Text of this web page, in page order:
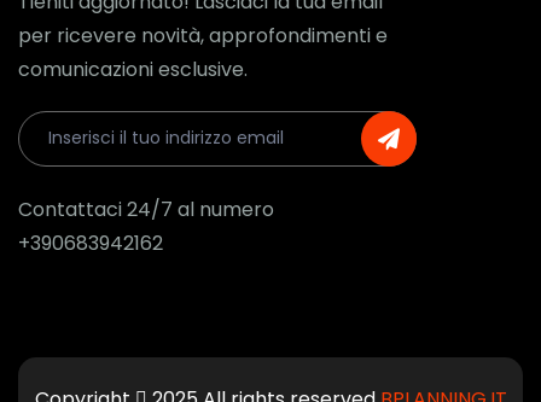
per ricevere novità, approfondimenti e
comunicazioni esclusive.
Contattaci 24/7 al numero
+390683942162